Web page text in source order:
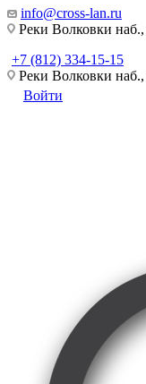
info@cross-lan.ru
Реки Волковки
+7 (812) 334-15-15
Реки Волковки
Войти